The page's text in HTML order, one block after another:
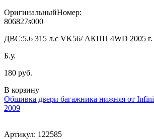
ОригинальныйНомер:
806827s000
ДВС:5.6 315 л.с VK56/ АКПП 4WD 2005 г.
Б.у.
180 руб.
В корзину
Обшивка двери багажника нижняя от
2009
Артикул: 122585